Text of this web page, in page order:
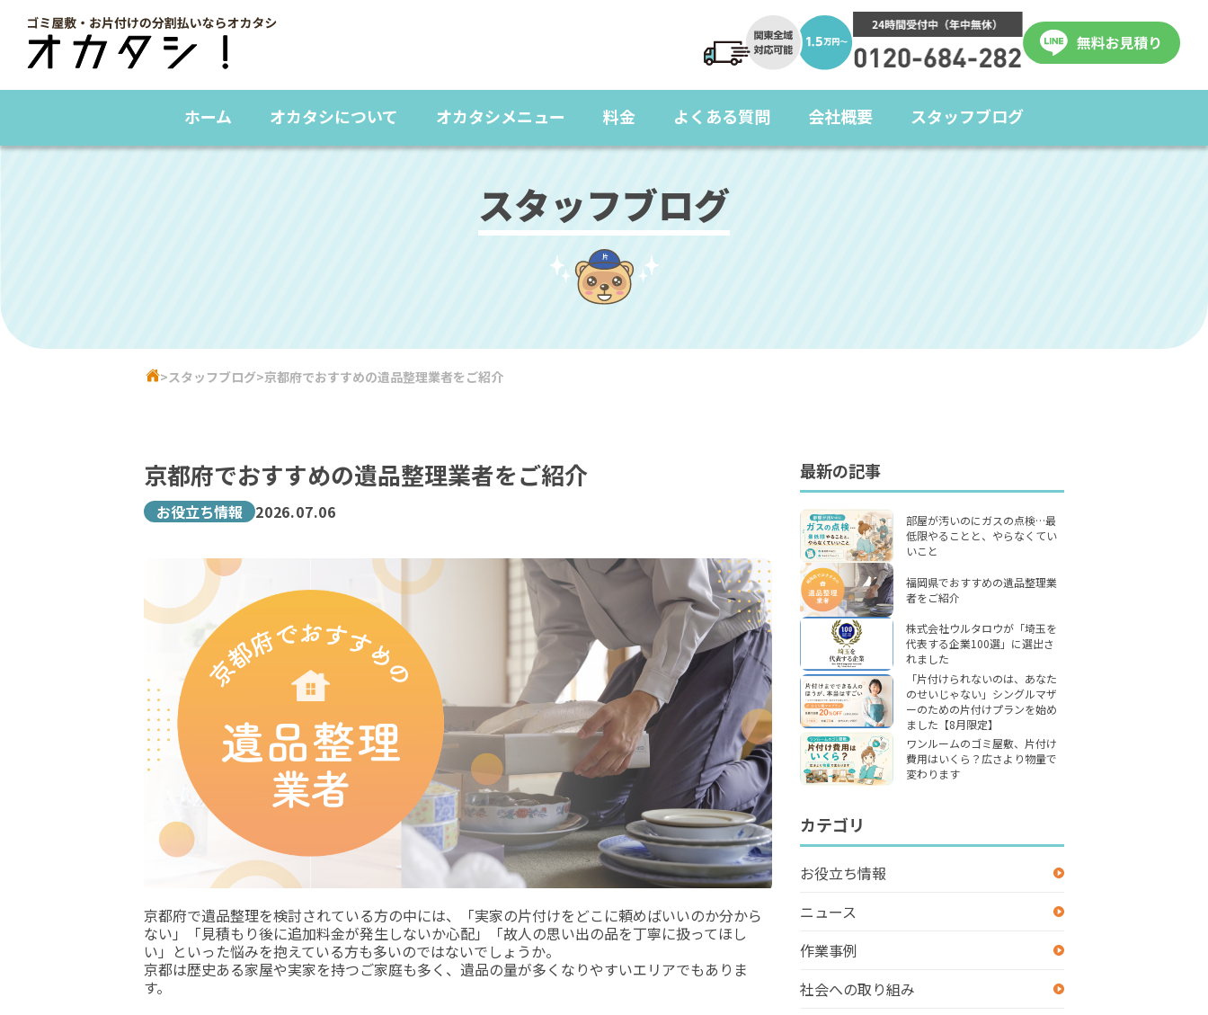
ホーム オカタシについて オカタシメニュー 料金 よくある質問 会社概要 スタッフブログ
スタッフブログ
スタッフブログ 京都府でおすすめの遺品整理業者をご紹介
京都府でおすすめの遺品整理業者をご紹介
お役立ち情報 2026.07.06
京都府で遺品整理を検討されている方の中には、「実家の片付けをどこに頼めばいいのか分から
ない」「見積もり後に追加料金が発生しないか心配」「故人の思い出の品を丁寧に扱ってほし
い」といった悩みを抱えている方も多いのではないでしょうか。
京都は歴史ある家屋や実家を持つご家庭も多く、遺品の量が多くなりやすいエリアでもありま
す。
最新の記事
部屋が汚いのにガスの点検…最
低限やることと、やらなくてい
いこと
福岡県でおすすめの遺品整理業
者をご紹介
株式会社ウルタロウが「埼玉を
代表する企業100選」に選出さ
れました
「片付けられないのは、あなた
のせいじゃない」シングルマザ
ーのための片付けプランを始め
ました【8月限定】
ワンルームのゴミ屋敷、片付け
費用はいくら？広さより物量で
変わります
カテゴリ
お役立ち情報
ニュース
作業事例
社会への取り組み